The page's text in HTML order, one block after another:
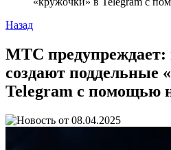
Назад
МТС
создают поддельные
Telegram с помощью
08.04.2025